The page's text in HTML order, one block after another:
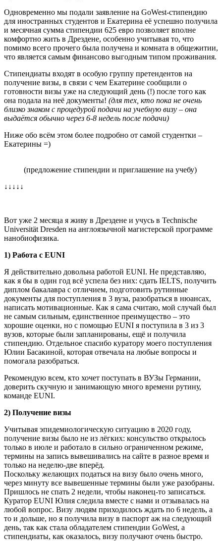
Одновременно мы подали заявление на GoWest-стипендию
для иностранных студентов и Екатерина её успешно получила
и месячная сумма стипендии 625 евро позволяет вполне
комфортно жить в Дрездене, особенно учитывая то, что
помимо всего прочего была получена и комната в общежитии,
что является самым финансово выгодным типом проживания.
Стипендиаты входят в особую группу претендентов на
получение визы, в связи с чем Екатерине сообщили о
готовности визы уже на следующий день (!) после того как
она подала на неё документы! (для тех, кто пока не очень
близко знаком с процедурой подачи на учебную визу – она
выдаётся обычно через 6-8 недель после подачи)
Ниже обо всём этом более подробно от самой студентки –
Екатерины =)
(предложение стипендии и приглашение на учебу)
↓↓↓↓↓
Вот уже 2 месяца я живу в Дрездене и учусь в Technische
Universität Dresden на англоязычной магистерской программе
нанобиофизика.
1) Работа с EUNI
Я действительно довольна работой EUNI. Не представляю,
как я бы в один год всё успела без них: сдать IELTS, получить
диплом бакалавра с отличием, подготовить рутинные
документы для поступления в 3 вуза, разобраться в нюансах,
написать мотивационные. Как я сама считаю, мой случай был
не самым сильным, единственное преимущество – это
хорошие оценки, но с помощью EUNI я поступила в 3 из 3
вузов, которые были запланированы, ещё и получила
стипендию. Отдельное спасибо куратору моего поступления
Юлии Басакиной, которая отвечала на любые вопросы и
помогала разобраться.
Рекомендую всем, кто хочет поступать в ВУЗы Германии,
доверить скучную и занимающую много времени рутину,
команде EUNI.
2) Получение визы
Учитывая эпидемиологическую ситуацию в 2020 году,
получение визы было не из лёгких: консульство открылось
только в июле и работало в сильно ограниченном режиме,
термины на запись вывешивались на сайте в разное время и
только на неделю-две вперёд.
Поскольку желающих податься на визу было очень много,
через минуту все вывешенные термины были уже разобраны.
Пришлось не спать 2 недели, чтобы наконец-то записаться.
Куратор EUNI Юлия следила вместе с нами и отзывалась на
любой вопрос. Визу людям приходилось ждать по 6 недель, а
то и дольше, но я получила визу в паспорт аж на следующий
день, так как стала обладателем стипендии GoWest, а
стипендиаты, как оказалось, визу получают очень быстро.